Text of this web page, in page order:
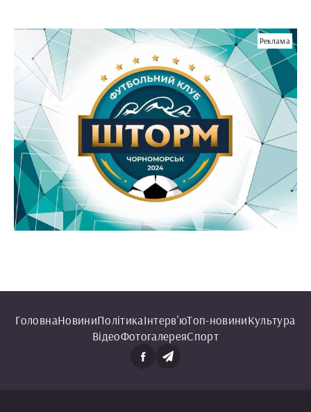
Реклама
ГоловнаНовиниПолітикаІнтерв'юТоп-новиниКультура
ВідеоФотогалереяСпорт